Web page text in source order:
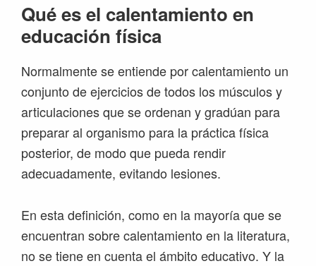
Qué es el calentamiento en
educación física
Normalmente se entiende por calentamiento un
conjunto de ejercicios de todos los músculos y
articulaciones que se ordenan y gradúan para
preparar al organismo para la práctica física
posterior, de modo que pueda rendir
adecuadamente, evitando lesiones.
En esta definición, como en la mayoría que se
encuentran sobre calentamiento en la literatura,
no se tiene en cuenta el ámbito educativo. Y la